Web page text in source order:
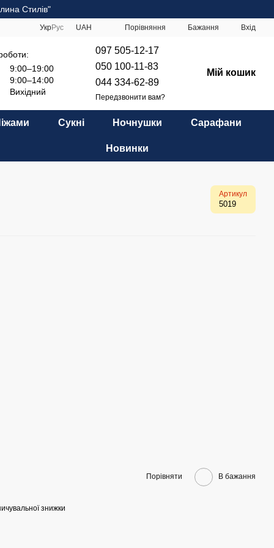
Стилів"
УкрРус UAH Порівняння Бажання Вхід
9:00–19:00
9:00–14:00
Вихідний
097 505-12-17
050 100-11-83
044 334-62-89
Передзвонити вам?
Мій кошик
Сукні Ночнушки Сарафани
Новинки
Артикул
5019
Порівняти В бажання
знижки